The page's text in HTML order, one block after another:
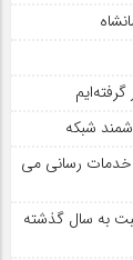
شبکه
خدمات رسانی می
به سال گذشته